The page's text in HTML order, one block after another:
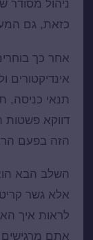
ניהול מסודר
כזאת, גם
אחר כך
תנאי כניסה,
דווקא פשטות
הזה בפעם
השלב הבא
אלא גשר
לראות איך
אתם